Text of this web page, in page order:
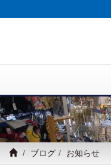
ブログ お知らせ